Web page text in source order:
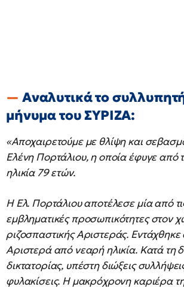
Αναλυτικά το
μήνυμα του ΣΥΡΙΖΑ:
«Αποχαιρετούμε με θλίψη και
Ελένη Πορτάλιου, η οποία έφυγε από
ηλικία 79 ετών.
Η Ελ. Πορτάλιου αποτέλεσε μία από
εμβληματικές προσωπικότητες στον
ριζοσπαστικής Αριστεράς. Εντάχθηκε
Αριστερά από νεαρή ηλικία. Κατά τη
δικτατορίας, υπέστη διώξεις
φυλακίσεις. Η μακρόχρονη καριέρα